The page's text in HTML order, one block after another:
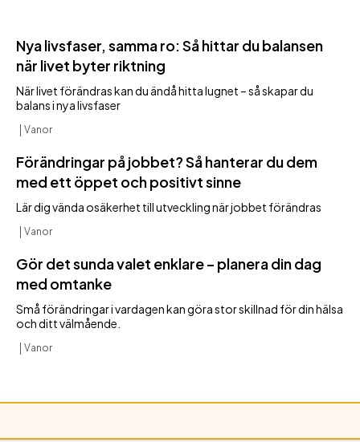
Nya livsfaser, samma ro: Så hittar du balansen
när livet byter riktning
När livet förändras kan du ändå hitta lugnet – så skapar du
balans i nya livsfaser
Vanor
Förändringar på jobbet? Så hanterar du dem
med ett öppet och positivt sinne
Lär dig vända osäkerhet till utveckling när jobbet förändras
Vanor
Gör det sunda valet enklare – planera din dag
med omtanke
Små förändringar i vardagen kan göra stor skillnad för din hälsa
och ditt välmående.
Vanor